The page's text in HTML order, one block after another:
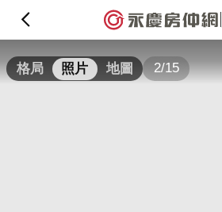
格局 照片 地圖 2/15